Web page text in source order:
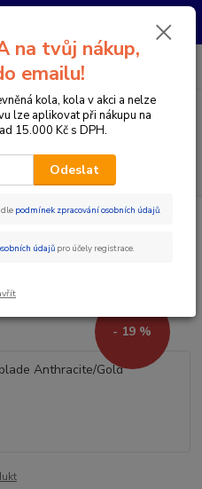
si prosím zavolejte dopředu.
Menu
Horská elektrokola s předním
- 19 %
na tvůj nákup,
emailu!
kola, kola v akci a nelze
lze aplikovat při nákupu na
15.000 Kč s DPH.
Odeslat
podmínek zpracování osobních údajů.
údajů pro účely registrace.